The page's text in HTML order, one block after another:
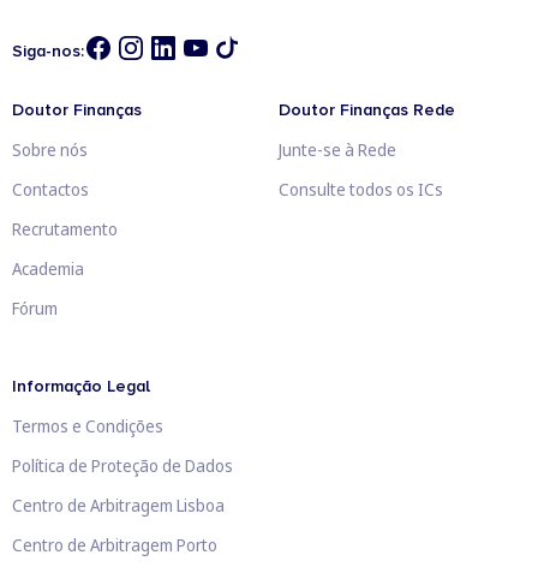
Siga-nos:
Doutor Finanças
Sobre nós
Contactos
Recrutamento
Academia
Fórum
Doutor Finanças Rede
Junte-se à Rede
Consulte todos os ICs
Informação Legal
Termos e Condições
Política de Proteção de Dados
Centro de Arbitragem Lisboa
Centro de Arbitragem Porto